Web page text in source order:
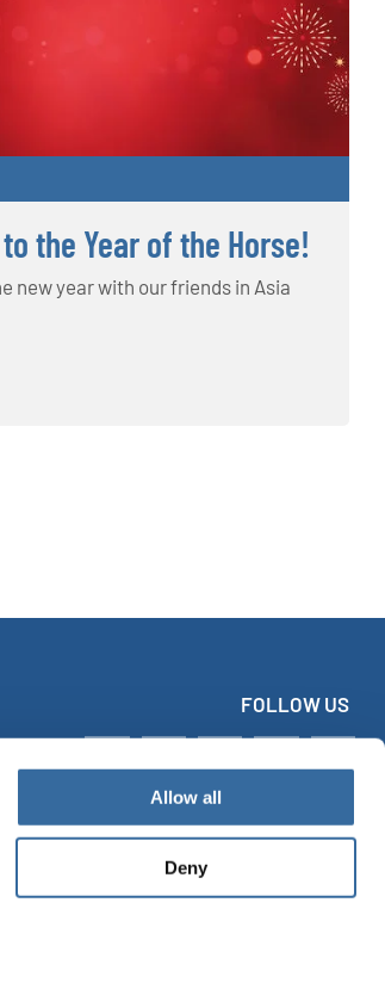
Allow all
Deny
the Year of the Horse!
new year with our friends in Asia
FOLLOW US